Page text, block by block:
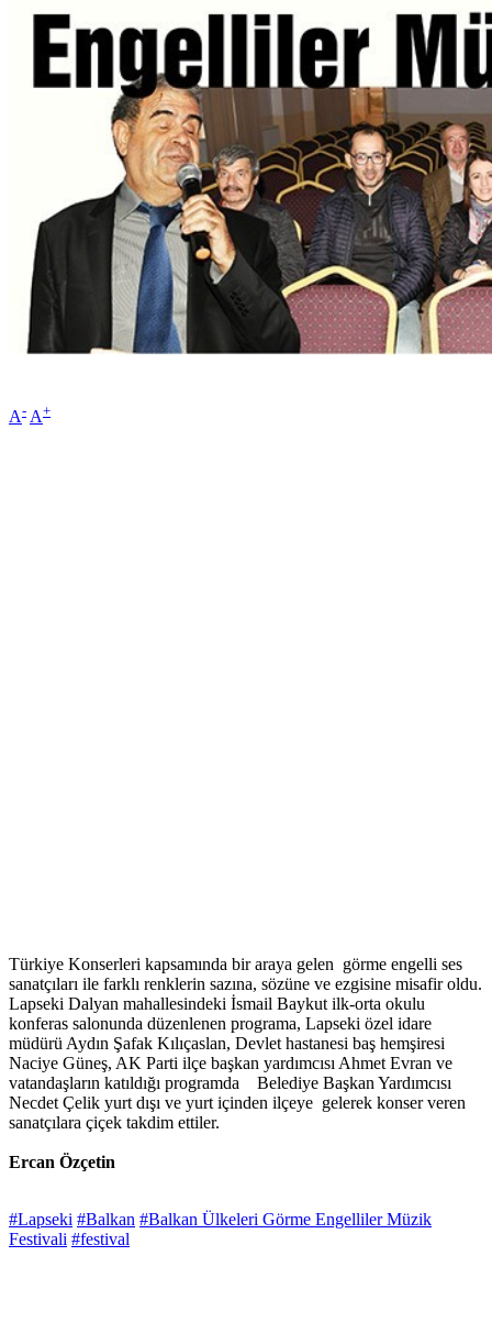
A- A+
Türkiye Konserleri kapsamında bir araya gelen görme engelli ses
sanatçıları ile farklı renklerin sazına, sözüne ve ezgisine misafir oldu.
Lapseki Dalyan mahallesindeki İsmail Baykut ilk-orta okulu
konferas salonunda düzenlenen programa, Lapseki özel idare
müdürü Aydın Şafak Kılıçaslan, Devlet hastanesi baş hemşiresi
Naciye Güneş, AK Parti ilçe başkan yardımcısı Ahmet Evran ve
vatandaşların katıldığı programda Belediye Başkan Yardımcısı
Necdet Çelik yurt dışı ve yurt içinden ilçeye gelerek konser veren
sanatçılara çiçek takdim ettiler.
Ercan Özçetin
#Lapseki #Balkan #Balkan Ülkeleri Görme Engelliler Müzik
Festivali #festival